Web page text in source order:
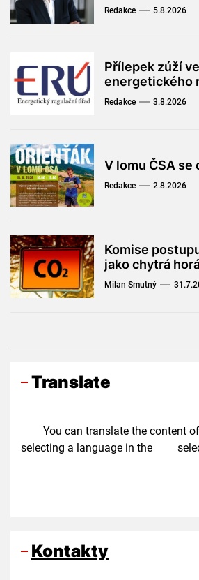
Redakce 5.8.2026
Přílepek zúží
energetického
Redakce 3.8.2026
V lomu ČSA
Redakce 2.8.2026
Komise
jako chytrá
Milan Smutný
Translate
You can translate the
selecting a language in the
Kontakty